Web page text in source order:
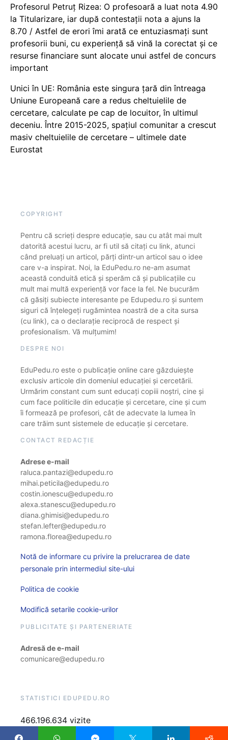
Profesorul Petruț Rizea: O profesoară a luat nota 4.90
la Titularizare, iar după contestații nota a ajuns la
8.70 / Astfel de erori îmi arată ce entuziasmați sunt
profesorii buni, cu experiență să vină la corectat și ce
resurse financiare sunt alocate unui astfel de concurs
important
Unici în UE: România este singura țară din întreaga
Uniune Europeană care a redus cheltuielile de
cercetare, calculate pe cap de locuitor, în ultimul
deceniu. Între 2015-2025, spațiul comunitar a crescut
masiv cheltuielile de cercetare – ultimele date
Eurostat
COPYRIGHT
Pentru că scrieți despre educație, sau cu atât mai mult
datorită acestui lucru, ar fi util să citați cu link, atunci
când preluați un articol, părți dintr-un articol sau o idee
care v-a inspirat. Noi, la EduPedu.ro ne-am asumat
această conduită etică și sperăm că și publicațiile cu
mult mai multă experiență vor face la fel. Ne bucurăm
că găsiți subiecte interesante pe Edupedu.ro și suntem
siguri că înțelegeți rugămintea noastră de a cita sursa
(cu link), ca o declarație reciprocă de respect și
profesionalism. Vă mulțumim!
DESPRE NOI
EduPedu.ro este o publicație online care găzduiește
exclusiv articole din domeniul educației și cercetării.
Urmărim constant cum sunt educați copiii noștri, cine și
cum face politicile din educație și cercetare, cine și cum
îi formează pe profesori, cât de adecvate la lumea în
care trăim sunt sistemele de educație și cercetare.
CONTACT REDACȚIE
Adrese e-mail
raluca.pantazi@edupedu.ro
mihai.peticila@edupedu.ro
costin.ionescu@edupedu.ro
alexa.stanescu@edupedu.ro
diana.ghimisi@edupedu.ro
stefan.lefter@edupedu.ro
ramona.florea@edupedu.ro
Notă de informare cu privire la prelucrarea de date
personale prin intermediul site-ului
Politica de cookie
Modifică setarile cookie-urilor
PUBLICITATE ȘI PARTENERIATE
Adresă de e-mail
comunicare@edupedu.ro
STATISTICI EDUPEDU.RO
466.196.634 vizite